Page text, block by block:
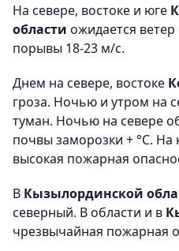
На севере, востоке и юге
области ожидается
порывы 18-23 м/с.
Днем на севере, востоке
гроза. Ночью и утром на
туман. Ночью на севере
почвы заморозки + °С. На
высокая пожарная
В Кызылординской
северный. В области и в
чрезвычайная пожарная